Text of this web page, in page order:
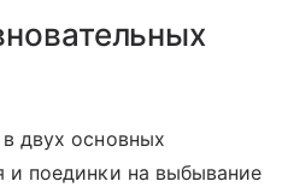
двух основных
и поединки на выбывание